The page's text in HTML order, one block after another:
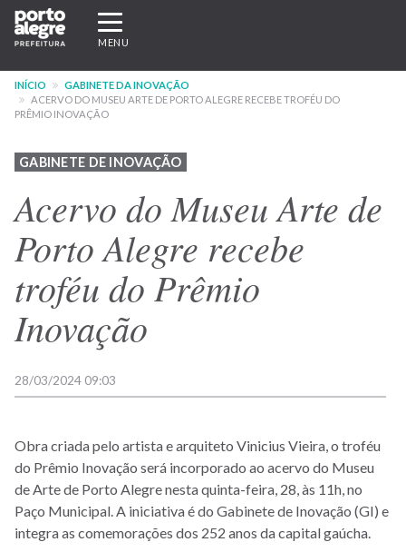
Pular
para
conteúdo
principal
Expandir/recolher
navegação
MENU
INÍCIO
GABINETE DA INOVAÇÃO
ACERVO DO MUSEU ARTE DE PORTO ALEGRE RECEBE TROFÉU DO
PRÊMIO INOVAÇÃO
GABINETE DE INOVAÇÃO
Acervo do Museu Arte de
Porto Alegre recebe
troféu do Prêmio
Inovação
28/03/2024 09:03
Obra criada pelo artista e arquiteto Vinicius Vieira, o troféu
do Prêmio Inovação será incorporado ao acervo do Museu
de Arte de Porto Alegre nesta quinta-feira, 28, às 11h, no
Paço Municipal. A iniciativa é do Gabinete de Inovação (GI) e
integra as comemorações dos 252 anos da capital gaúcha.